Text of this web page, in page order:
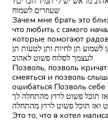
שעוזרים לשמוח
Зачем мне брать это
что любить с самого
которые помогают
לשמוע תן לחיות ותן לטעות תן
לעצמך לסלוח פשוט לאהוב
Позволь, позволь
смеяться и позволь
ошибаться Позволь
תוכל פשוט לרוץ מהתחלה לך
ואז תוכל פשוט לרוץ מהתחלה
Это то, что я хотел